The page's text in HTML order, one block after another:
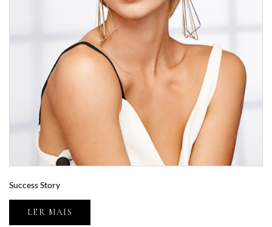
Success Story
LER MAIS